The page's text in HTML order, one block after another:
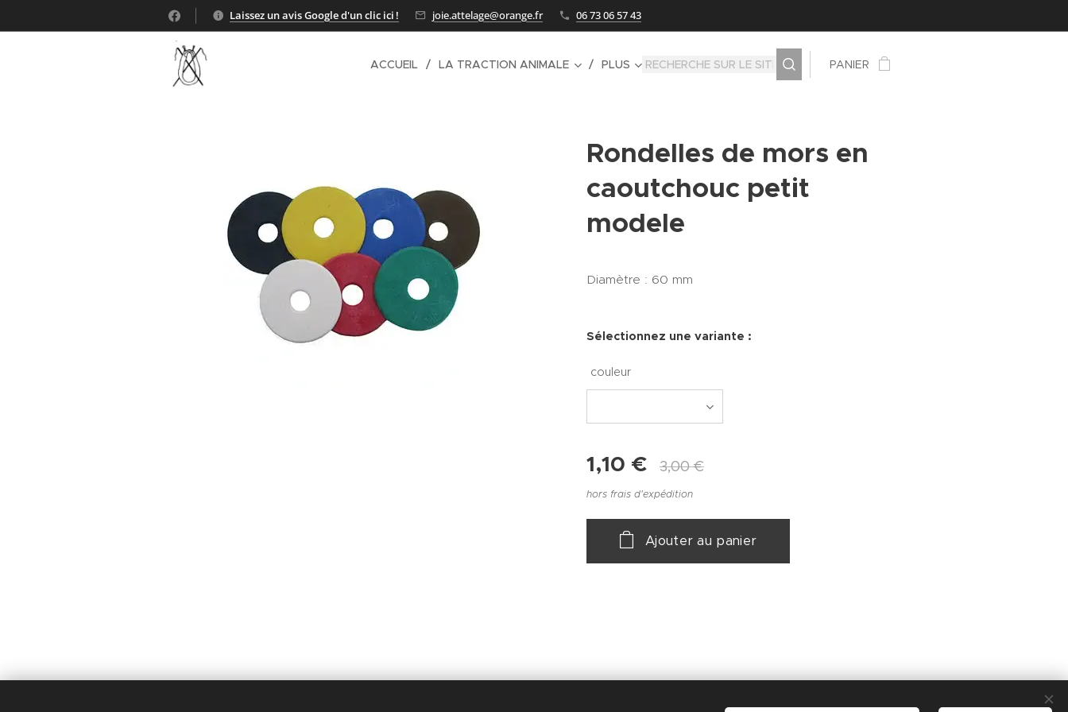
Laissez un avis Google d'un clic ici ! joie.attelage@orange.fr 06 73 06 57 43
ACCUEIL LA TRACTION ANIMALE PLUS PANIER
Rondelles de mors en
caoutchouc petit
modele
Diamètre : 60 mm
Sélectionnez une variante :
couleur
1,10 € 3,00€
hors frais d'expédition
Ajouter au panier